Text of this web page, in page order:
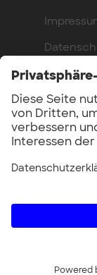
Arbeite
Benefits
Offene
GmbH ×